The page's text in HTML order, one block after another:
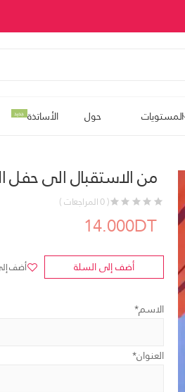
المستويات حول الأساتذة جديد
من الاستقبال الى حفل
( 0 المراجعات )
14.000DT
أضف إلى السلة أضف
الاسم*
العنوان*